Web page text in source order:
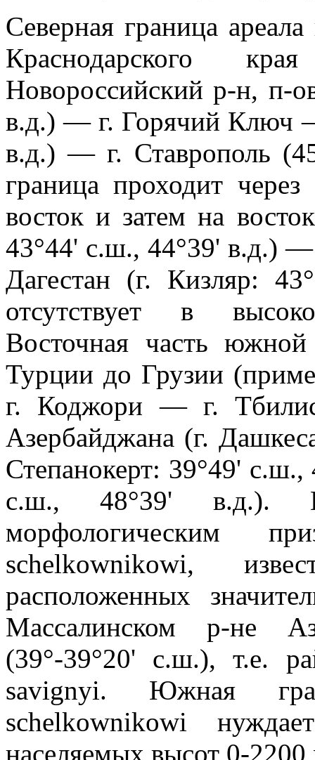
Северная граница
Краснодарского
Новороссийский р-н, п-
в.д.) — г. Горячий Ключ
в.д.) — г. Ставрополь
граница проходит
восток и затем на
43°44' с.ш., 44°39' в.д.)
Дагестан (г. Кизляр:
отсутствует в
Восточная часть
Турции до Грузии
г. Коджори — г.
Азербайджана (г.
Степанокерт: 39°49'
с.ш., 48°39' в.д.).
морфологическим
schelkownikowi,
расположенных
Массалинском р-не
(39°-39°20' с.ш.), т.е.
savignyi. Южная
schelkownikowi
населяемых высот 0-